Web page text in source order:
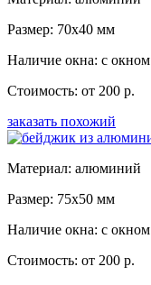
Размер: 70x40 мм
Наличие окна: с окном
Стоимость: от 200 р.
заказать похожий
Материал: алюминий
Размер: 75x50 мм
Наличие окна: с окном
Стоимость: от 200 р.